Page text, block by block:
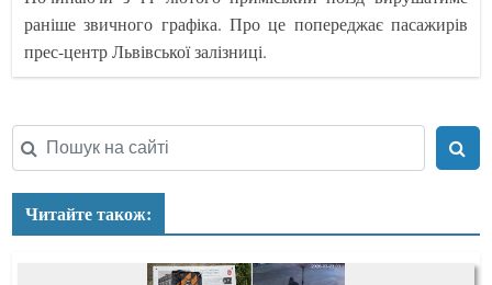
раніше звичного графіка. Про це попереджає пасажирів
прес-центр Львівської залізниці.
Читайте також: